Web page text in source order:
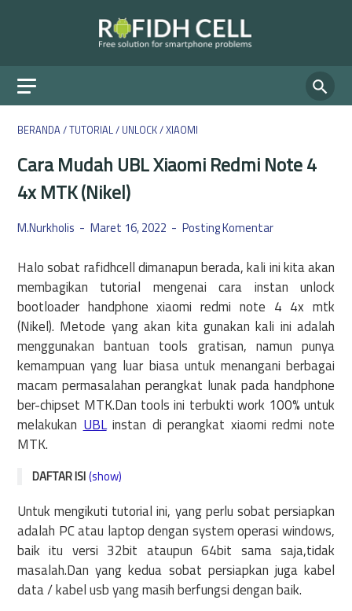
BERANDA/TUTORIAL/ UNLOCK/XIAOMI
Cara Mudah UBL Xiaomi Redmi Note 4
4x MTK (Nikel)
M.Nurkholis Maret 16, 2022 Posting Komentar
Halo sobat rafidhcell dimanapun berada, kali ini kita akan
membagikan tutorial mengenai cara instan unlock
bootloader handphone xiaomi redmi note 4 4x mtk
(Nikel). Metode yang akan kita gunakan kali ini adalah
menggunakan bantuan tools gratisan, namun punya
kemampuan yang luar biasa untuk menangani berbagai
macam permasalahan perangkat lunak pada handphone
ber-chipset MTK.Dan tools ini terbukti work 100% untuk
melakukan UBLinstan di perangkat xiaomi redmi note
MTK.
DAFTAR ISI(show)
Fungsi Dan Manfaat UBL Xiaomi Redmi Note 4/4X MTK
Untuk mengikuti tutorial ini, yang perlu sobat persiapkan
adalah PC atau laptop dengan system operasi windows,
baik itu versi 32bit ataupun 64bit sama saja,tidak
masalah.Dan yang kedua sobat persiapkan juga kabel
data / kabel usb yang masih berfungsi dengan baik.